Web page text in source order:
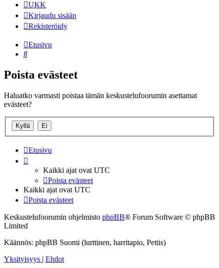
UKK
Kirjaudu sisään
Rekisteröidy
Etusivu
Etsi
Poista evästeet
Haluatko varmasti poistaa tämän keskustelufoorumin asettamat
evästeet?
Etusivu
Kaikki ajat ovat UTC
Poista evästeet
Kaikki ajat ovat UTC
Poista evästeet
Keskustelufoorumin ohjelmisto phpBB® Forum Software © phpBB
Limited
Käännös: phpBB Suomi (lurttinen, harritapio, Pettis)
Yksityisyys | Ehdot